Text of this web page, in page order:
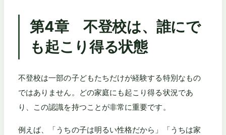
第4章 不登校は、誰にで
も起こり得る状態
不登校は一部の子どもたちだけが経験する特別なもの
ではありません。どの家庭にも起こり得る状況であ
り、この認識を持つことが非常に重要です。
例えば、「うちの子は明るい性格だから」「うちは家